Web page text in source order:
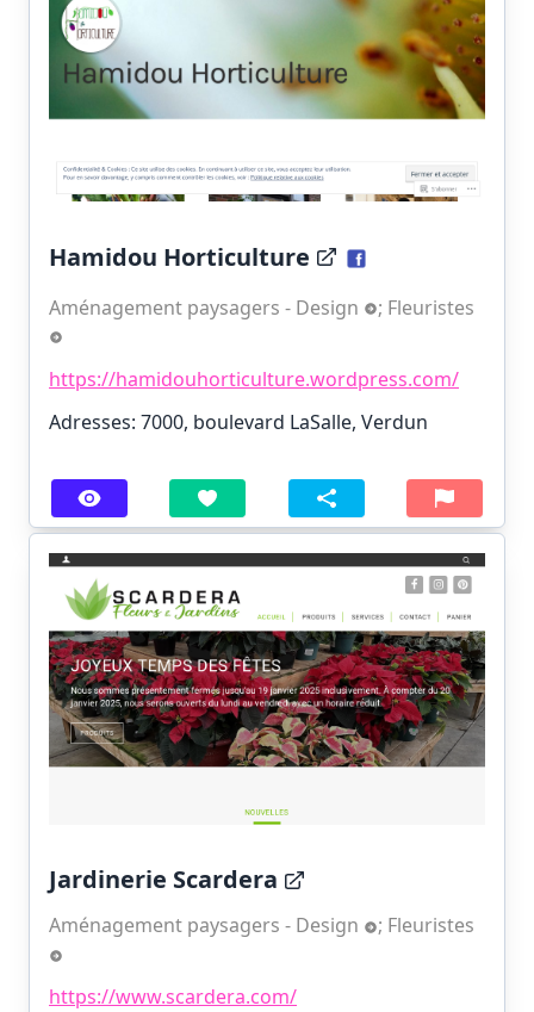
Hamidou Horticulture
Aménagement paysagers - Design ; Fleuristes
https://hamidouhorticulture.wordpress.com/
Adresses: 7000, boulevard LaSalle, Verdun
Jardinerie Scardera
Aménagement paysagers - Design ; Fleuristes
https://www.scardera.com/